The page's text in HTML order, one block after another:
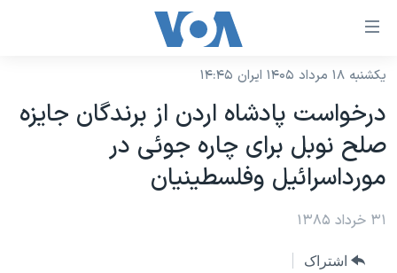
لینکهای
دسترسی
جهش
محتوای
اصلی
صفحه
نسخه سبک وب‌سایت
موضوع ها
ایران
آمریکا
جهان
برنامه های تلویزیونی
جدول برنامه ها
صفحه‌های ویژه
یکشنبه ۱۸ مرداد ۱۴۰۵ ایران ۱۴:۴۵
درخواست پادشاه اردن از برندگان جايزه
صلح نوبل برای چاره جوئی در
مورداسرائيل وفلسطينيان
۳۱ خرداد ۱۳۸۵
اشتراک